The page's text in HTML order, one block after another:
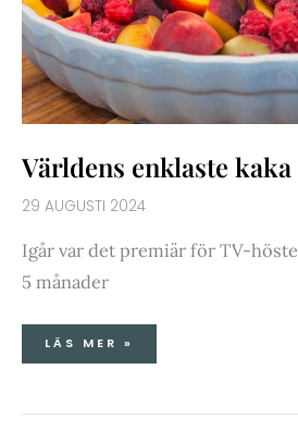
Världens enklaste kaka
29 AUGUSTI 2024
Igår var det premiär för TV-
5 månader
LÄS MER »